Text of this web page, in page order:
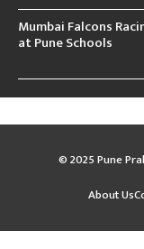
Mumbai Falcons
at Pune Schools
© 2025 Pune
About Us